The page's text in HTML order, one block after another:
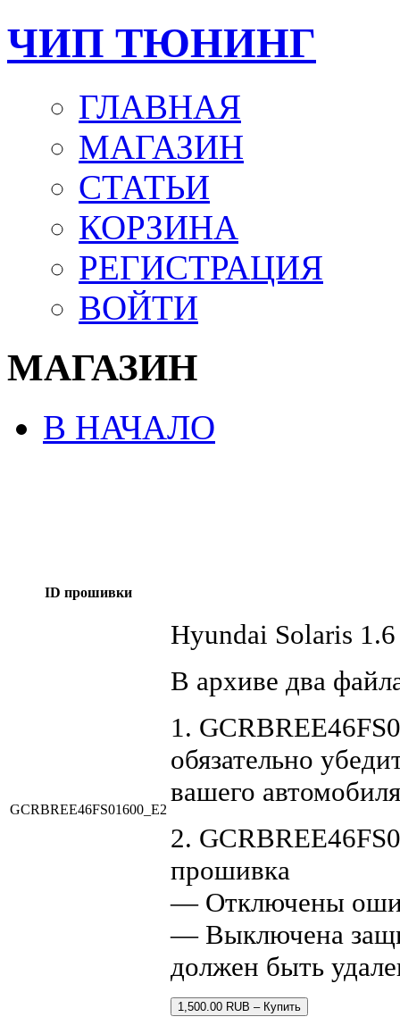
ЧИП ТЮНИНГ
ГЛАВНАЯ
МАГАЗИН
СТАТЬИ
КОРЗИНА
РЕГИСТРАЦИЯ
ВОЙТИ
МАГАЗИН
В НАЧАЛО
ID прошивки
GCRBREE46FS01600_E2
Hyundai Solaris
В архиве два
1.
обязательно
вашего автомобиля
2.
прошивка
— Отключены
— Выключена
должен быть
1,500.00 RUB – Купить